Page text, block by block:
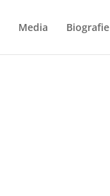
Media Biografie